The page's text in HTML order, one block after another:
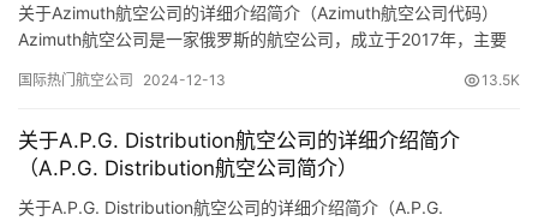
关于Azimuth航空公司的详细介绍简介（Azimuth航空公司代码）
Azimuth航空公司是一家俄罗斯的航空公司，成立于2017年，主要
司的详细介绍： 基本信息 成立背景： Azimuth航空公司成立于
斯罗斯托夫州的罗斯托夫市…
国际热门航空公司 2024-12-13 13.5K
关于A.P.G. Distribution航空公司的详细介绍简介
（A.P.G. Distribution航空公司简介）
关于A.P.G. Distribution航空公司的详细介绍简介（A.P.G.